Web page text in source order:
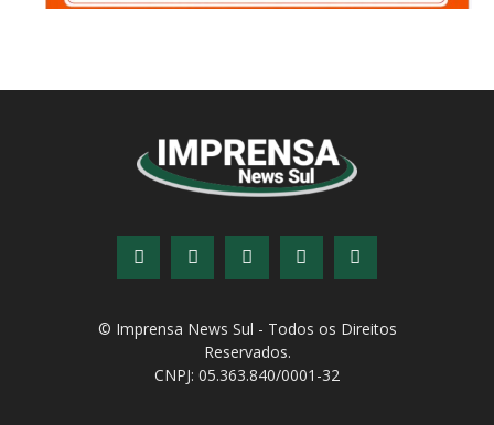
© Imprensa News Sul - Todos os Direitos
Reservados.
Desenvolvido porQiNetcom Agência Digital